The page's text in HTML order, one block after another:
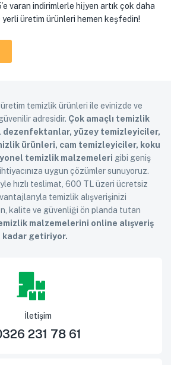
varan indirimlerle hijyen artık çok daha
üretim ürünleri hemen keşfedin!
üretim temizlik ürünleri ile evinizde ve
adresidir. Çok amaçlı temizlik
yüzey temizleyiciler,
ürünleri, cam temizleyiciler, koku
temizlik malzemeleri gibi geniş
uygun çözümler sunuyoruz.
hızlı teslimat, 600 TL üzeri ücretsiz
temizlik alışverişinizi
kalite ve güvenliği ön planda tutan
malzemelerini online alışveriş
kadar getiriyor.
İletişim
231 78 61